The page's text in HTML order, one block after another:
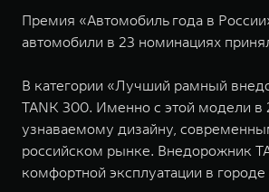
Премия «Автомобиль года в
автомобили в 23 номинациях
В категории «Лучший рамный
TANK 300. Именно с этой модели в
узнаваемому дизайну,
российском рынке. Внедорожник
комфортной эксплуатации в